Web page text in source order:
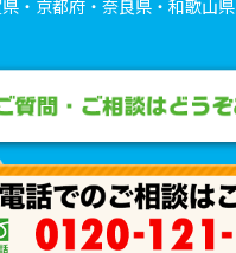
・京都府・奈良県・和歌山県